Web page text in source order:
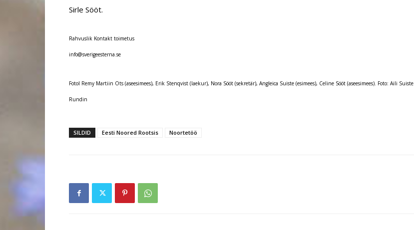
Sirle Sööt.
Rahvuslik Kontakt toimetus
es.an
retse
egire
vs@of
ni
Fotol Remy Martiin Ots (aseesimees), Erik Stenqvist (laekur), Nora Sööt (sekretär), Angleica Suiste (esimees), Celine Sööt (aseesimees). Foto: Aili Suiste
Rundin
SILDID Eesti Noored Rootsis Noortetöö